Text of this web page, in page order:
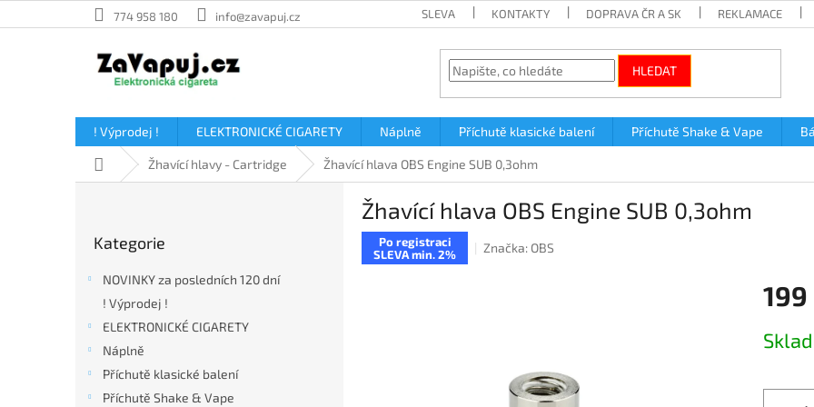
na
774 958 180 info@zavapuj.cz SLEVA KONTAKTY DOPRAVA ČR A SK REKLAMACE
HLEDAT
! Výprodej ! ELEKTRONICKÉ CIGARETY Náplně Příchutě klasické balení Příchutě Shake & Vape
Domů Žhavící hlavy - Cartridge Žhavící hlava OBS Engine SUB 0,3ohm
kategorie
Kategorie
NOVINKY za posledních 120 dní
! Výprodej !
ELEKTRONICKÉ CIGARETY
Náplně
Příchutě klasické balení
Příchutě Shake & Vape
Žhavící hlava OBS Engine SUB 0,3ohm
Po registraci
SLEVA min. 2%
Značka: OBS
199
cena: